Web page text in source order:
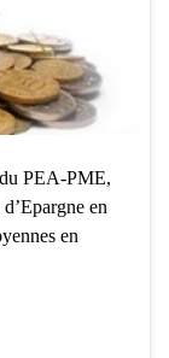
PEA-PME,
en
en